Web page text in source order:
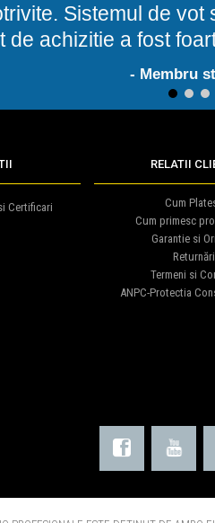
Sistemul de
de achizitie a fost
- Membru
1 2 3
Certificari
RELATII
Cum
Cum primesc
Garantie si
Returnări
Termeni si
ANPC-Protectia